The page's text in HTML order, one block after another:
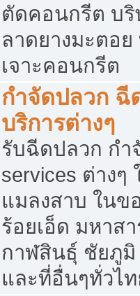
ตัดคอนกรีต บริ
ลาดยางมะตอ
เจาะคอนกรีต
กำจัดปลวก ฉี
บริการต่างๆ
รับฉีดปลวก กำ
services ต่าง
แมลงสาบ ใน
ร้อยเอ็ด มหาส
กาฬสินธุ์ ชัยภู
และที่อื่นๆทั่วไ